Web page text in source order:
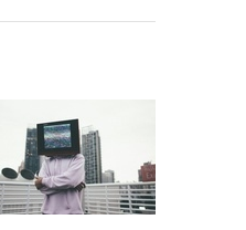
Третий комплект
выиграли на
синхронистки
ТАСС: жизни